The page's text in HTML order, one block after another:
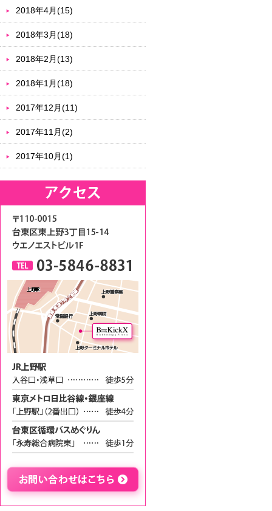
2018年4月(15)
2018年3月(18)
2018年2月(13)
2018年1月(18)
2017年12月(11)
2017年11月(2)
2017年10月(1)